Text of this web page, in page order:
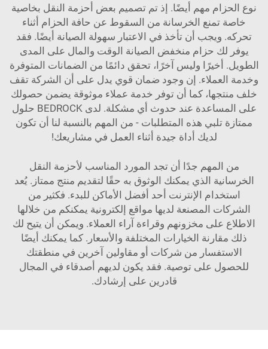
نوع الحزام مهم أيضًا. إذ تم تصميم بعض أحزمة النقل بخاصية
خاصة تمنع الخرسانة من السقوط عن حافة الحزام أثناء
تحركه. ويجب أن تأخذ في الاعتبار سهولة الصيانة أيضًا. فقد
يوفر لك حزام منخفض الصيانة الوقت والمال على المدى
الطويل. أخيرًا وليس آخرًا، تحقق دائمًا من الضمانات المتوفرة
وخدمة العملاء. إن وجود ضمان قوي يدل على أن الشركة تقف
خلف منتجها، كما أن توفر خدمة عملاء موثوقة يضمن حصولك
على المساعدة عند حدوث أي مشكلة. لدى BEDROCK حلول
ممتازة تلبي هذه المتطلبات - من المهم بالنسبة لنا أن تكون
لديك أداة جيدة أثناء العمل في مشاريعك!
من المهم جدًا أن تجد المورد المناسب لأحزمة النقل
الخرسانية الذي يمكنك الوثوق به حقًا لتقديم منتج ممتاز. يُعد
استخدام الإنترنت أحد أفضل الأماكن للبدء. فكثير من
الشركات المصنعة لديها مواقع إلكترونية يمكنكم من خلالها
الاطلاع على مخزونهم وقراءة آراء العملاء. ويمكن أن يتيح لك
ذلك مقارنة الخيارات المختلفة والأسعار. كما يمكنك أيضًا
الاستفسار من شركات أو مقاولين آخرين في منطقتك
للحصول على توصية. فقد يكون لديهم أصدقاء في المجال
قادرين على إرشادك.